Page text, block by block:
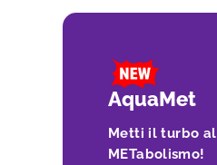
AquaMet
Metti il turbo al
METabolismo!